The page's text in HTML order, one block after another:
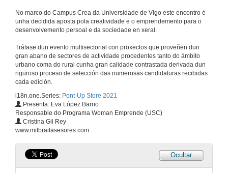
No marco do Campus Crea da Universidade de Vigo este encontro é
unha decidida aposta pola creatividade e o emprendemento para o
desenvolvemento persoal e da sociedade en xeral.
Trátase dun evento multisectorial con proxectos que proveñen dun
gran abano de sectores de actividade procedentes tanto do ámbito
urbano coma do rural cunha gran calidade contrastada derivada dun
riguroso proceso de selección das numerosas candidaturas recibidas
cada edición.
i18n.one.Series: Pont-Up Store 2021
Presenta: Eva López Barrio
Responsable do Programa Woman Emprende (USC)
Cristina Gil Rey
www.milbraitasesores.com
Ocultar
Inauguración de Pont-up Store 2021
Apertura do acto
As Mulleres nos ámbitos STEM
Conferencia